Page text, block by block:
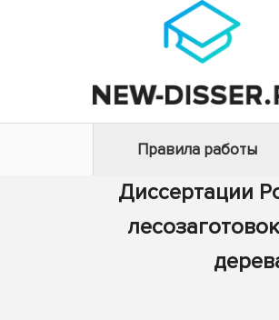
Правила работы
Диссертации